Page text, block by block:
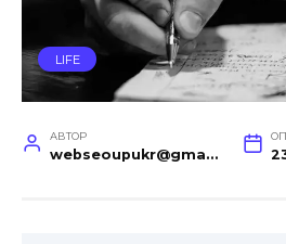
LIFE
АВТОР
webseoupukr@gmail.com